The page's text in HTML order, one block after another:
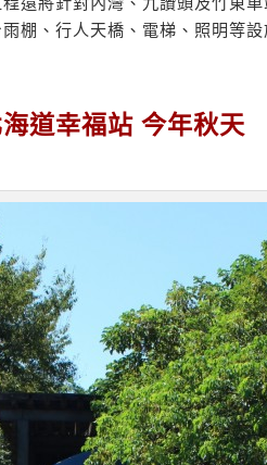
棚、行人天橋、電梯、照明等
道幸福站 今年秋天